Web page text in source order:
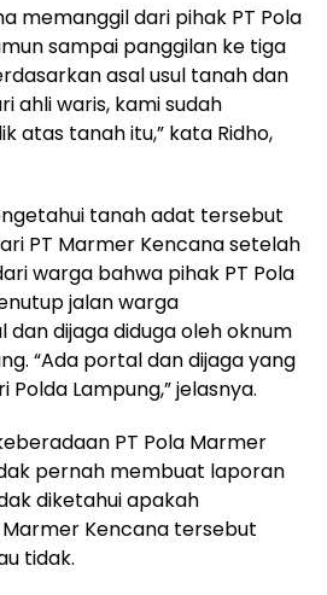
memanggil dari pihak PT Pola
sampai panggilan ke tiga
asal usul tanah dan
ahli waris, kami sudah
atas tanah itu,” kata Ridho,
tanah adat tersebut
PT Marmer Kencana setelah
warga bahwa pihak PT Pola
jalan warga
dijaga diduga oleh oknum
“Ada portal dan dijaga yang
Lampung,” jelasnya.
PT Pola Marmer
pernah membuat laporan
diketahui apakah
Kencana tersebut
tidak.